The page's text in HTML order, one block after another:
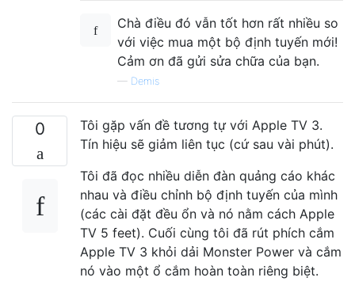
Chà điều đó vẫn tốt hơn rất nhiều so
với việc mua một bộ định tuyến mới!
Cảm ơn đã gửi sửa chữa của bạn.
— Demis
0
Tôi gặp vấn đề tương tự với Apple TV 3.
Tín hiệu sẽ giảm liên tục (cứ sau vài phút).
Tôi đã đọc nhiều diễn đàn quảng cáo khác
nhau và điều chỉnh bộ định tuyến của mình
(các cài đặt đều ổn và nó nằm cách Apple
TV 5 feet). Cuối cùng tôi đã rút phích cắm
Apple TV 3 khỏi dải Monster Power và cắm
nó vào một ổ cắm hoàn toàn riêng biệt.